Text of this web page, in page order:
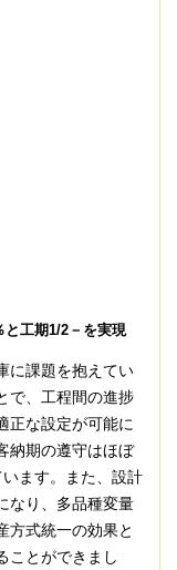
と工期1/2－を実現
に課題を抱えてい
で、工程間の進捗
正な設定が可能に
納期の遵守はほぼ
ます。また、設計
なり、多品種変量
方式統一の効果と
ことができまし